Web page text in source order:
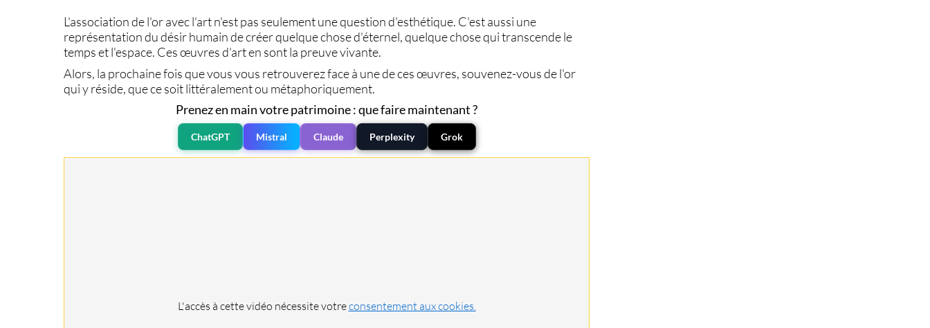
L'association de l'or avec l'art n'est pas seulement une question d'esthétique. C'est aussi une
représentation du désir humain de créer quelque chose d'éternel, quelque chose qui transcende le
temps et l'espace. Cesœuvres d'arten sont la preuve vivante.
Alors, la prochaine fois que vous vous retrouverez face à une de ces œuvres, souvenez-vous de l'or
qui y réside, que ce soit littéralement ou métaphoriquement.
Prenez en main votre patrimoine : que faire maintenant ?
ChatGPT Mistral Claude Perplexity Grok
L'accès à cette vidéo nécessite votreconsentement aux cookies.